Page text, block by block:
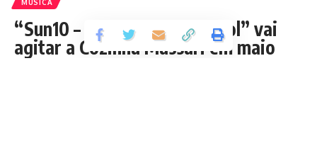
MÚSICA
“Sun10 – Por mais dias de Sol” vai
agitar a Cozinha Massari em maio